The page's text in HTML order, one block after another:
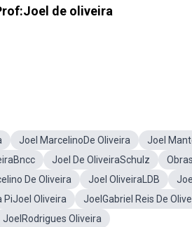
de oliveira
Joel MarcelinoDe Oliveira
Joel
Joel De OliveiraSchulz
De Oliveira Joel OliveiraLDB
PiJoel Oliveira
JoelGabriel Reis De
JoelRodrigues Oliveira